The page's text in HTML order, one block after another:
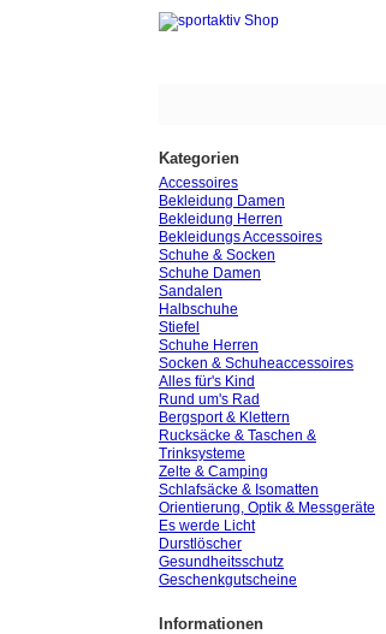
Kategorien
Accessoires
Bekleidung Damen
Bekleidung Herren
Bekleidungs Accessoires
Schuhe & Socken
Schuhe Damen
Sandalen
Halbschuhe
Stiefel
Schuhe Herren
Socken & Schuheaccessoires
Alles für's Kind
Rund um's Rad
Bergsport & Klettern
Rucksäcke & Taschen &
Trinksysteme
Zelte & Camping
Schlafsäcke & Isomatten
Orientierung, Optik & Messgeräte
Es werde Licht
Durstlöscher
Gesundheitsschutz
Geschenkgutscheine
Informationen